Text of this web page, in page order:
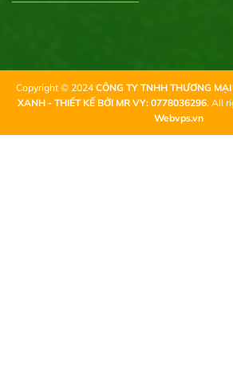
Copyright © 2024 CÔNG TY TNHH THƯƠNG
XANH - THIẾT KẾ BỞI MR VY: 0778036296. All
Webvps.vn